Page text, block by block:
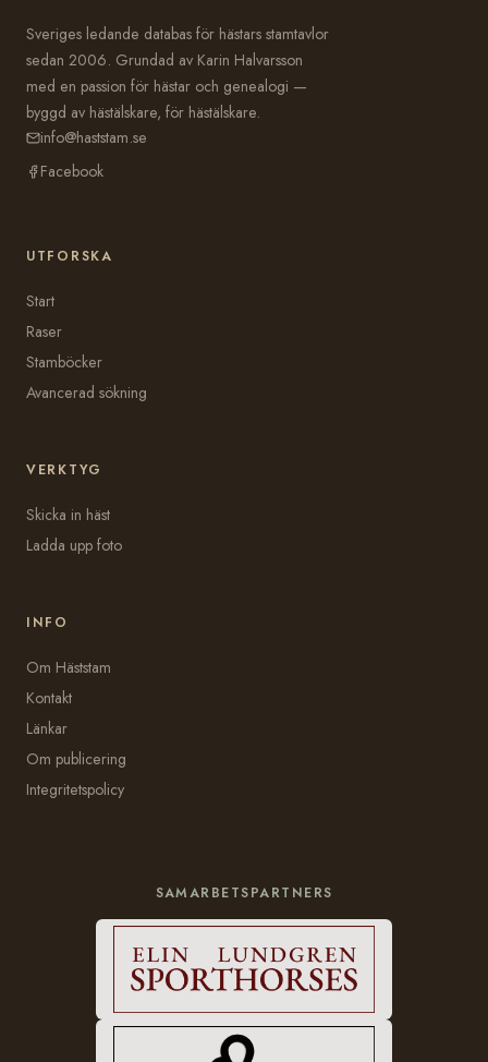
Sveriges ledande databas för hästars stamtavlor
sedan 2006. Grundad av Karin Halvarsson
med en passion för hästar och genealogi —
byggd av hästälskare, för hästälskare.
info@haststam.se
Facebook
UTFORSKA
Start
Raser
Stamböcker
Avancerad sökning
VERKTYG
Skicka in häst
Ladda upp foto
INFO
Om Häststam
Kontakt
Länkar
Om publicering
Integritetspolicy
SAMARBETSPARTNERS